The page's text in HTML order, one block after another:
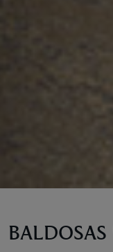
BALDOSAS